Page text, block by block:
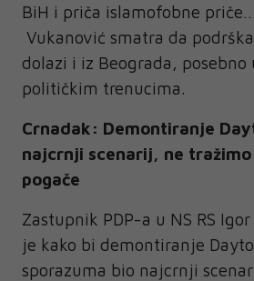
BiH i priča islamofobne
Vukanović smatra da
dolazi i iz Beograda,
političkim trenucima.
Crnadak: Demontiranje
najcrnji scenarij, ne
pogače
Zastupnik PDP-a u NS RS
je kako bi demontiranje
sporazuma bio najcrnji